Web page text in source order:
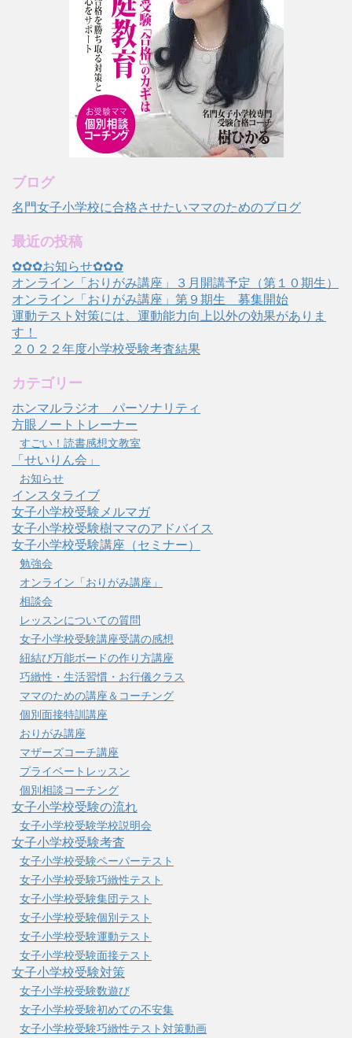
ブログ
名門女子小学校に合格させたいママのためのブログ
最近の投稿
✿✿✿お知らせ✿✿✿
オンライン「おりがみ講座」３月開講予定（第１０期生）
オンライン「おりがみ講座」第９期生 募集開始
運動テスト対策には、運動能力向上以外の効果がありま
す！
２０２２年度小学校受験考査結果
カテゴリー
ホンマルラジオ パーソナリティ
方眼ノートトレーナー
すごい！読書感想文教室
「せいりん会」
お知らせ
インスタライブ
女子小学校受験メルマガ
女子小学校受験樹ママのアドバイス
女子小学校受験講座（セミナー）
勉強会
オンライン「おりがみ講座」
相談会
レッスンについての質問
女子小学校受験講座受講の感想
紐結び万能ボードの作り方講座
巧緻性・生活習慣・お行儀クラス
ママのための講座＆コーチング
個別面接特訓講座
おりがみ講座
マザーズコーチ講座
プライベートレッスン
個別相談コーチング
女子小学校受験の流れ
女子小学校受験学校説明会
女子小学校受験考査
女子小学校受験ペーパーテスト
女子小学校受験巧緻性テスト
女子小学校受験集団テスト
女子小学校受験個別テスト
女子小学校受験運動テスト
女子小学校受験面接テスト
女子小学校受験対策
女子小学校受験数遊び
女子小学校受験初めての不安集
女子小学校受験巧緻性テスト対策動画